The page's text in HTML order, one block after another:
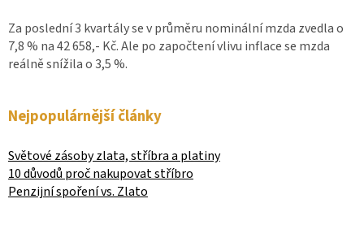
Za poslední 3 kvartály se v průměru nominální mzda zvedla o
7,8 % na 42 658,- Kč. Ale po započtení vlivu inflace se mzda
reálně snížila o 3,5 %.
Nejpopulárnější články
Světové zásoby zlata, stříbra a platiny
10 důvodů proč nakupovat stříbro
Penzijní spoření vs. Zlato